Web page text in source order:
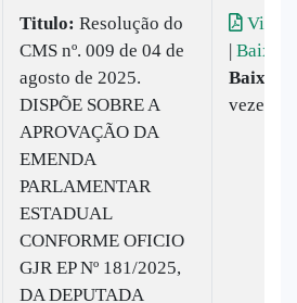
Titulo: Resolução do
CMS nº. 009 de 04 de
agosto de 2025.
DISPÕE SOBRE A
APROVAÇÃO DA
EMENDA
PARLAMENTAR
ESTADUAL
CONFORME OFICIO
GJR EP Nº 181/2025,
DA DEPUTADA
| Baixar
vezes